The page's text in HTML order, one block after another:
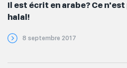
Il est écrit en arabe? Ce n'est
halal!
8 septembre 2017